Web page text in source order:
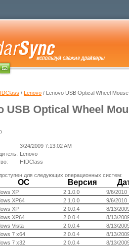
/ Lenovo / Lenovo USB Optical Wheel
USB Optical Wheel
3/24/2009 7:13:02 AM
Lenovo
HIDClass
для следующих операционных систем:
ОС Версия
XP 2.1.0.0
9/6/2010
XP64
2.1.0.0
9/6/2010
XP
2.0.0.4
8/13/
XP64
2.0.0.4
8/13/
Vista
2.0.0.4
8/13/
7 x64
2.0.0.4
8/13/
7 x32
2.0.0.4
8/13/